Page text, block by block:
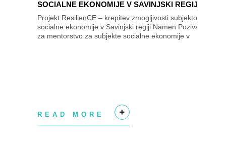
SOCIALNE EKONOMIJE V SAVINJSKI REGIJI
Projekt ResilienCE – krepitev zmogljivosti subjektov
socialne ekonomije v Savinjski regiji Namen Poziva
za mentorstvo za subjekte socialne ekonomije v
READ MORE
+